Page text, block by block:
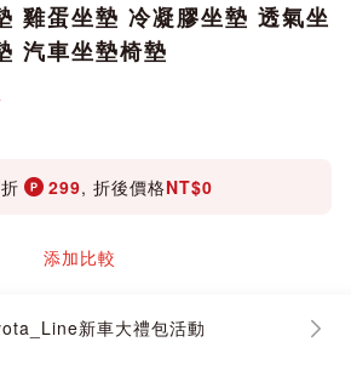
雞蛋坐墊 冷凝膠坐墊 透氣坐
汽車坐墊椅墊
299, 折後價格NT$0
添加比較
新車大禮包活動